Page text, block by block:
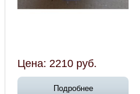
Цена:2210 руб.
Подробнее